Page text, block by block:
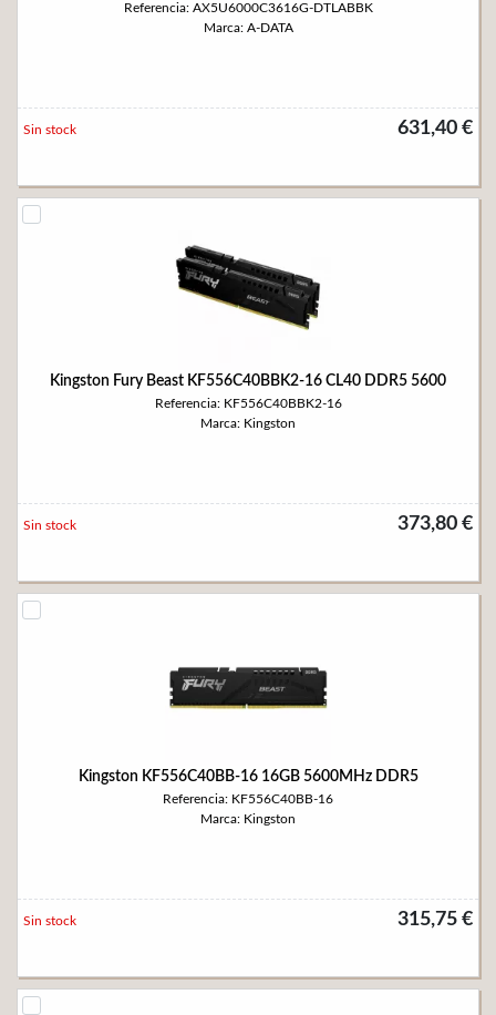
Referencia: AX5U6000C3616G-DTLABBK
Marca: A-DATA
631,40 €
Sin stock
Kingston Fury Beast KF556C40BBK2-16 CL40 DDR5 5600
Referencia: KF556C40BBK2-16
Marca: Kingston
373,80 €
Sin stock
Kingston KF556C40BB-16 16GB 5600MHz DDR5
Referencia: KF556C40BB-16
Marca: Kingston
315,75 €
Sin stock